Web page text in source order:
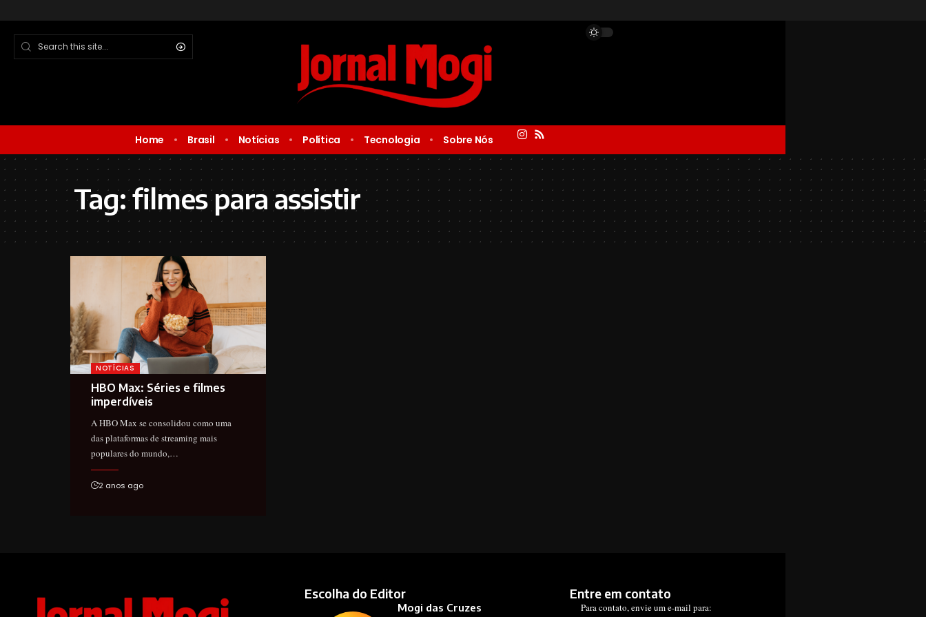
Home Brasil Notícias Política Tecnologia Sobre Nós
Tag:filmes para assistir
NOTÍCIAS
HBO Max: Séries e filmes
imperdíveis
A HBO Max se consolidou como uma
das plataformas de streaming mais
populares do mundo,…
2 anos ago
Escolha do Editor
Mogi das Cruzes
Entre em contato
Para contato, envie um e-mail para: